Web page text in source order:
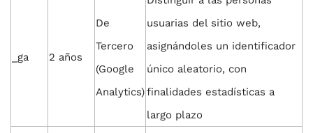
_ga 2 años
De
Tercero
(Google
Analytics)
usuarias del sitio web,
asignándoles un identificador
único aleatorio, con
finalidades estadísticas a
largo plazo